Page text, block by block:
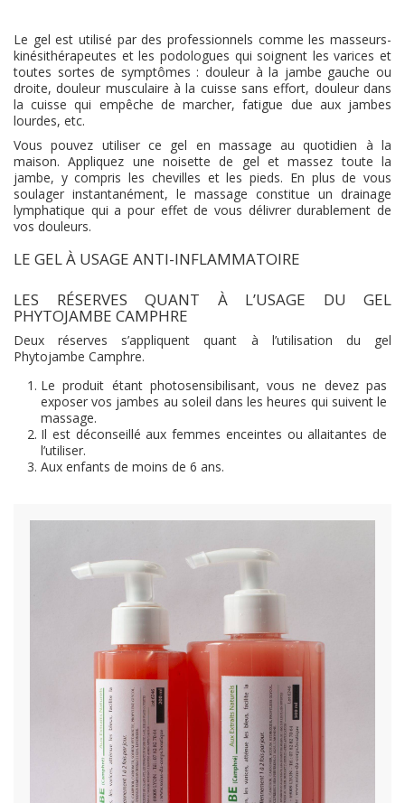
Le gel est utilisé par des professionnels comme les masseurs-
kinésithérapeutes et les podologues qui soignent les varices et
toutes sortes de symptômes : douleur à la jambe gauche ou
droite, douleur musculaire à la cuisse sans effort, douleur dans
la cuisse qui empêche de marcher, fatigue due aux jambes
lourdes, etc.
Vous pouvez utiliser ce gel en massage au quotidien à la
maison. Appliquez une noisette de gel et massez toute la
jambe, y compris les chevilles et les pieds. En plus de vous
soulager instantanément, le massage constitue un drainage
lymphatique qui a pour effet de vous délivrer durablement de
vos douleurs.
LE GEL À USAGE ANTI-INFLAMMATOIRE
LES RÉSERVES QUANT À L’USAGE DU GEL
PHYTOJAMBE CAMPHRE
Deux réserves s’appliquent quant à l’utilisation du gel
Phytojambe Camphre.
Le produit étant photosensibilisant, vous ne devez pas
exposer vos jambes au soleil dans les heures qui suivent le
massage.
Il est déconseillé aux femmes enceintes ou allaitantes de
l’utiliser.
Aux enfants de moins de 6 ans.